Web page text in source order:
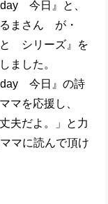
今日』と、
るまさん が・
シリーズ』を
ました。
今日』の詩
マを応援し、
丈夫だよ。」と力
マに読んで頂け